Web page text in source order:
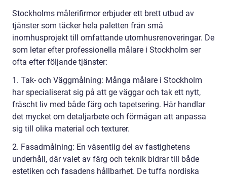
Stockholms målerifirmor erbjuder ett brett utbud av
tjänster som täcker hela paletten från små
inomhusprojekt till omfattande utomhusrenoveringar. De
som letar efter professionella målare i Stockholm ser
ofta efter följande tjänster:
1. Tak- och Väggmålning: Många målare i Stockholm
har specialiserat sig på att ge väggar och tak ett nytt,
fräscht liv med både färg och tapetsering. Här handlar
det mycket om detaljarbete och förmågan att anpassa
sig till olika material och texturer.
2. Fasadmålning: En väsentlig del av fastighetens
underhåll, där valet av färg och teknik bidrar till både
estetiken och fasadens hållbarhet. De tuffa nordiska